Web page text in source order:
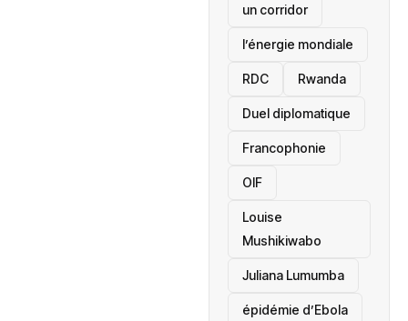
un corridor
l’énergie mondiale
RDC Rwanda
Duel diplomatique
Francophonie
OIF
Louise
Mushikiwabo
Juliana Lumumba
épidémie d’Ebola